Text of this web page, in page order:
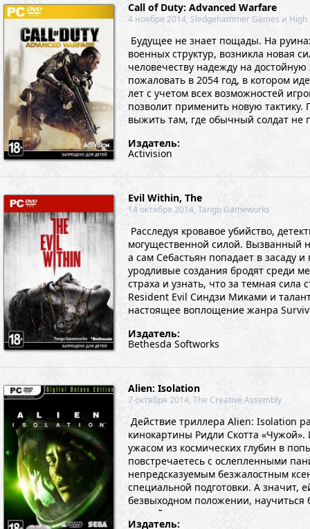
Call of Duty: Advanced Warfare
4 ноября 2014, Sledgehammer Games и High
Будущее не знает пощады. На
военных структур, возникла новая
человечеству надежду на
пожаловать в 2054 год, в котором
лет с учетом всех возможностей
позволит применить новую тактику.
выжить там, где обычный солдат не
Издатель:
Activision
Evil Within, The
14 октября 2014, Tango Gameworks
Расследуя кровавое убийство,
могущественной силой. Вызванный
а сам Себастьян попадает в засаду
уродливые создания бродят среди
страха и узнать, что за темная
Resident Evil Синдзи Миками и
настоящее воплощение жанра
Издатель:
Bethesda Softworks
Alien: Isolation
7 октября 2014, The Creative Assembly
Действие триллера Alien: Isolation
кинокартины Ридли Скотта
ужасом из космических глубин в
повстречаетесь с ослепленными
непредсказуемым безжалостным
специальной подготовки. А значит,
безвыходном положении,
полной мере ...
Издатель: